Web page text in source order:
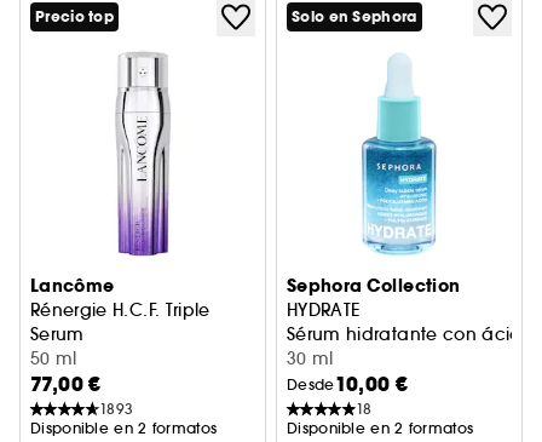
Precio top
Lancôme
Rénergie H.C.F. Triple
Serum
Sérum Concentrado de Alta Eficacia Antieda
50 ml
77,00 €
1893
Disponible en 2 formatos
Solo en Sephora
Sephora Collection
HYDRATE
Sérum hidratante con
30 ml
Desde10,00 €
18
Disponible en 2 formatos